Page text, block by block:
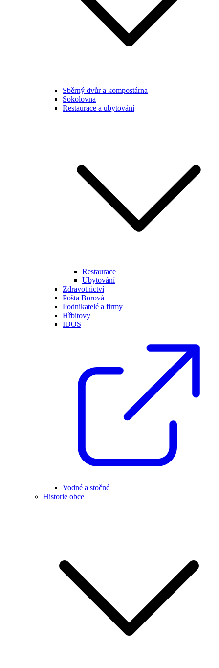
Sběrný dvůr a kompostárna
Sokolovna
Restaurace a ubytování
Restaurace
Ubytování
Zdravotnictví
Pošta Borová
Podnikatelé a firmy
Hřbitovy
IDOS
Vodné a stočné
Historie obce